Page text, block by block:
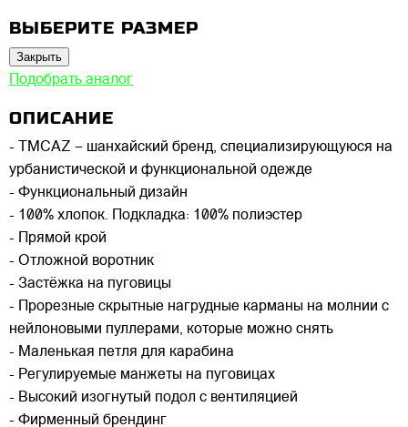
ВЫБЕРИТЕ РАЗМЕР
Закрыть
Подобрать аналог
ОПИСАНИЕ
- TMCAZ – шанхайский бренд, специализирующуюся на
урбанистической и функциональной одежде
- Функциональный дизайн
- 100% хлопок. Подкладка: 100% полиэстер
- Прямой крой
- Отложной воротник
- Застёжка на пуговицы
- Прорезные скрытные нагрудные карманы на молнии с
нейлоновыми пуллерами, которые можно снять
- Маленькая петля для карабина
- Регулируемые манжеты на пуговицах
- Высокий изогнутый подол с вентиляцией
- Фирменный брендинг